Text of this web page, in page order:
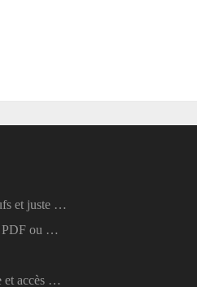
et juste …
PDF ou …
et accès …